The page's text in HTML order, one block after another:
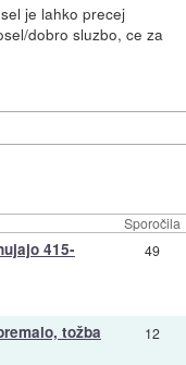
je lahko precej
dobro sluzbo, ce za
Sporočila
415- 49
tožba 12